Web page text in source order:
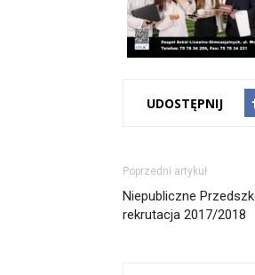
UDOSTĘPNIJ
Poprzedni artykuł
Niepubliczne
rekrutacja 2017/2018